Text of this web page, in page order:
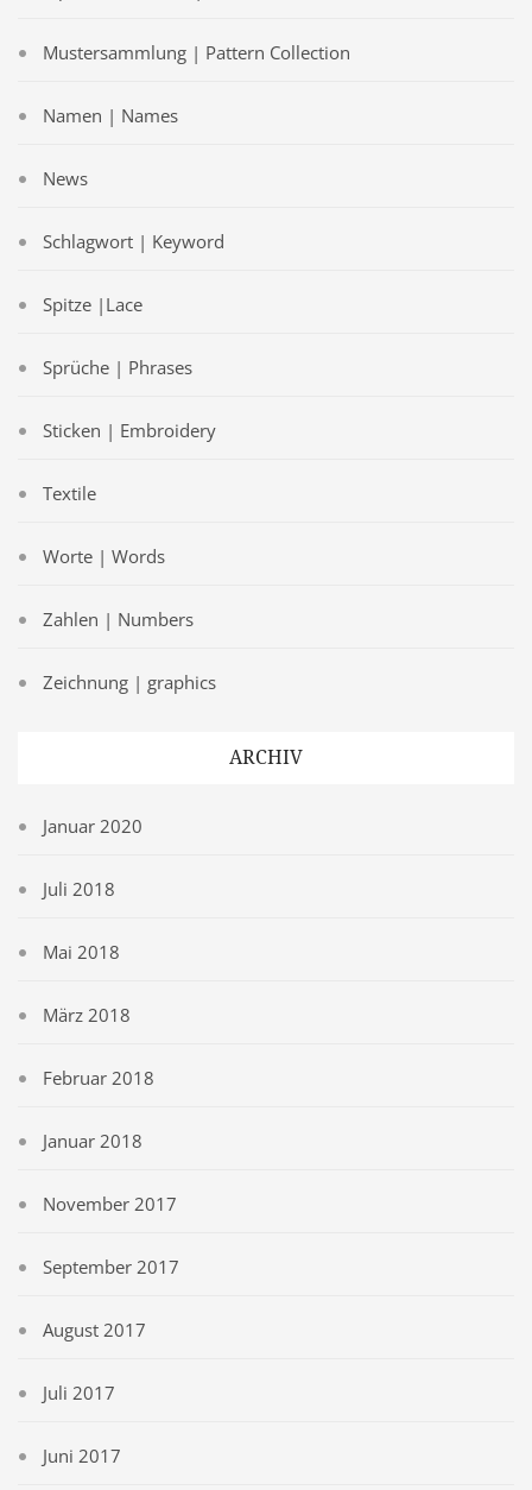
Mustersammlung | Pattern Collection
Namen | Names
News
Schlagwort | Keyword
Spitze |Lace
Sprüche | Phrases
Sticken | Embroidery
Textile
Worte | Words
Zahlen | Numbers
Zeichnung | graphics
ARCHIV
Januar 2020
Juli 2018
Mai 2018
März 2018
Februar 2018
Januar 2018
November 2017
September 2017
August 2017
Juli 2017
Juni 2017